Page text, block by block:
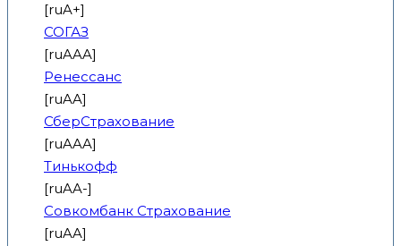
[ruA+]
СОГАЗ
[ruAAA]
Ренессанс
[ruAA]
СберСтрахование
[ruAAA]
Тинькофф
[ruAA-]
Совкомбанк Страхование
[ruAA]